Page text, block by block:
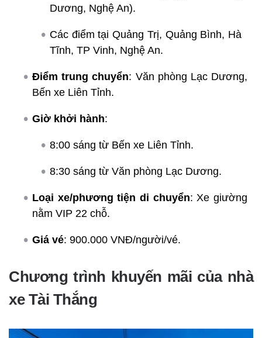
Dương, Nghệ An).
Các điểm tại Quảng Trị, Quảng Bình, Hà
Tĩnh, TP Vinh, Nghệ An.
Điểm trung chuyển: Văn phòng Lạc Dương,
Bến xe Liên Tỉnh.
Giờ khởi hành:
8:00 sáng từ Bến xe Liên Tỉnh.
8:30 sáng từ Văn phòng Lạc Dương.
Loại xe/phương tiện di chuyển: Xe giường
nằm VIP 22 chỗ.
Giá vé: 900.000 VNĐ/người/vé.
Chương trình khuyến mãi của nhà
xe Tài Thắng